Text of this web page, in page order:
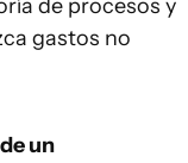
de procesos y
gastos no
un